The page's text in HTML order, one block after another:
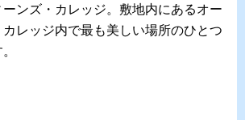
ンズ・カレッジ。敷地内にあるオー
レッジ内で最も美しい場所のひとつ